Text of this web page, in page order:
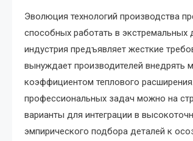
Эволюция технологий производства
способных работать в экстремальных
индустрия предъявляет жесткие
вынуждает производителей внедрять
коэффициентом теплового
профессиональных задач можно на
варианты для интеграции в
эмпирического подбора деталей к